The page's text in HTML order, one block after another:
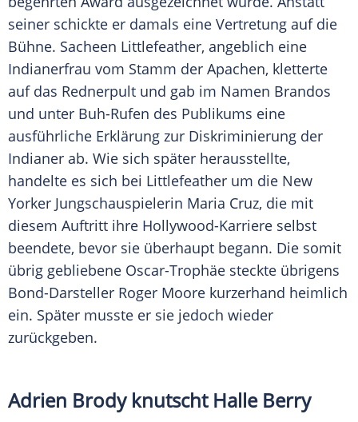
seiner schickte er damals eine Vertretung auf die
Bühne. Sacheen Littlefeather, angeblich eine
Indianerfrau vom Stamm der Apachen, kletterte
auf das Rednerpult und gab im Namen Brandos
und unter Buh-Rufen des Publikums eine
ausführliche Erklärung zur Diskriminierung der
Indianer ab. Wie sich später herausstellte,
handelte es sich bei Littlefeather um die New
Yorker Jungschauspielerin Maria Cruz, die mit
diesem Auftritt ihre Hollywood-Karriere selbst
beendete, bevor sie überhaupt begann. Die somit
übrig gebliebene Oscar-Trophäe steckte übrigens
Bond-Darsteller Roger Moore kurzerhand heimlich
ein. Später musste er sie jedoch wieder
zurückgeben.
Adrien Brodyknutscht Halle Berry